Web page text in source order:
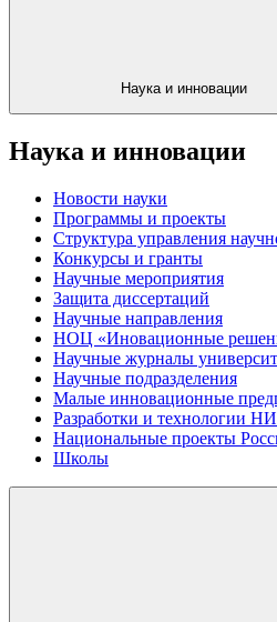
Наука и инновации
Наука и инновации
Новости науки
Программы и проекты
Структура управления
Конкурсы и гранты
Научные мероприятия
Защита диссертаций
Научные направления
НОЦ «Иновационные
Научные журналы
Научные подразделения
Малые инновационные
Разработки и технологии
Национальные проекты
Школы